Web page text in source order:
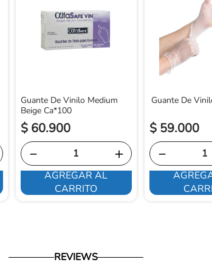
Guante De Vinilo Medium
Beige Ca*100
$ 60.900
＋
－
AGREGAR AL
CARRITO
Guante De
$ 59.000
－
REVIEWS